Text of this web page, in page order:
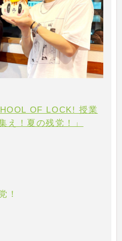
OF LOCK! 授業
え！夏の残党！」
！